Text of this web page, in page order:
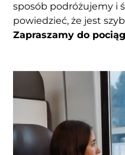
sposób podróżujemy i
powiedzieć, że jest
Zapraszamy do